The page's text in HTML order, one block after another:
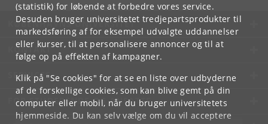
(statistik) for løbende at forbedre vores service.
Desuden bruger universitetet tredjepartsprodukter til
markedsføring af for eksempel udvalgte uddannelser
eller kurser, til at personalisere annoncer og til at
følge op på effekten af kampagner.
Klik på "Se cookies" for at se en liste over udbyderne
af de forskellige cookies, som kan blive gemt på din
computer eller mobil, når du bruger universitetets
hjemmeside. Du kan selv vælge om du vil acceptere
KØBENHAVNS UNIVERSITET
KONTAKT
SERVICES
FOR STUDERENDE OG ANSATTE